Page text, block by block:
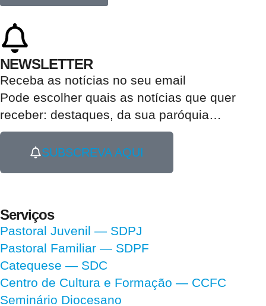
NEWSLETTER
Receba as notícias no seu email​
Pode escolher quais as notícias que quer
receber: destaques, da sua paróquia…
SUBSCREVA AQUI
Serviços
Pastoral Juvenil — SDPJ
Pastoral Familiar — SDPF
Catequese — SDC
Centro de Cultura e Formação — CCFC
Seminário Diocesano